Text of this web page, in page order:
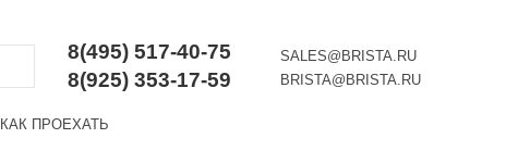
8(495) 517-40-75
8(925) 353-17-59
SALES@BRISTA.RU
BRISTA@BRISTA.RU
КАК ПРОЕХАТЬ